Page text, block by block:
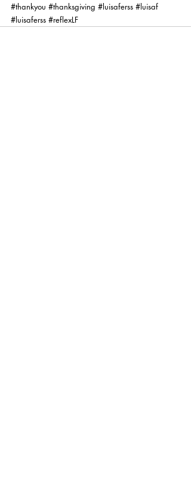
#thankyou #thanksgiving #luisaferss #luisaf
#luisaferss #reflexLF